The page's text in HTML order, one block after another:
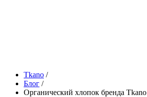
Tkano /
Блог /
Органический хлопок бренда Tkano